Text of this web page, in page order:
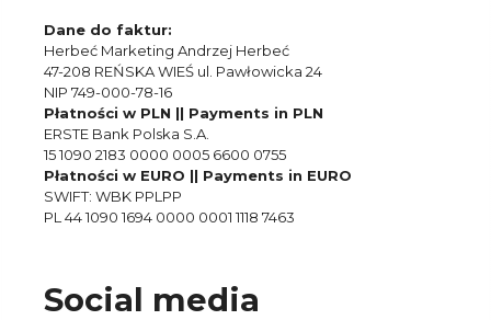
Dane do faktur:
Herbeć Marketing Andrzej Herbeć
47-208 REŃSKA WIEŚ ul. Pawłowicka 24
NIP 749-000-78-16
Płatności w PLN || Payments in PLN
ERSTE Bank Polska S.A.
15 1090 2183 0000 0005 6600 0755
Płatności w EURO || Payments in EURO
SWIFT: WBK PPLPP
PL 44 1090 1694 0000 0001 1118 7463
Social media